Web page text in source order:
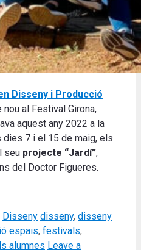
Disseny i Producció
nou al Festival Girona,
aquest any 2022 a la
dies 7 i el 15 de maig, els
seu projecte “Jardí”,
del Doctor Figueres.
Disseny Tags
disseny, disseny
espais, festivals,
alumnes Leave a